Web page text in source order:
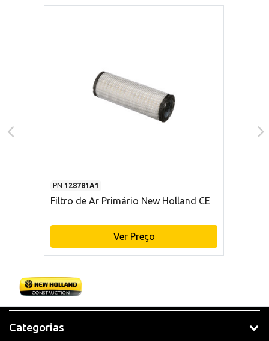
PN 128781A1
Filtro de Ar Primário New Holland CE
Ver Preço
Categorias